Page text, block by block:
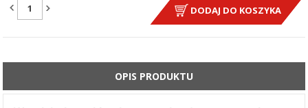
DODAJ DO KOSZYKA
ILOŚĆ:
OPIS PRODUKTU